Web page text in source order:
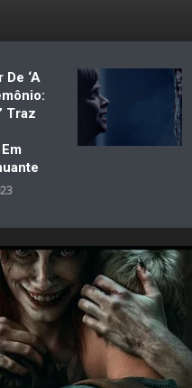
De ‘A
Traz